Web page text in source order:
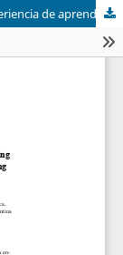
El impacto de la inteligencia artificial en la experiencia de aprendizaje: un mapeo sistemático de la literatura